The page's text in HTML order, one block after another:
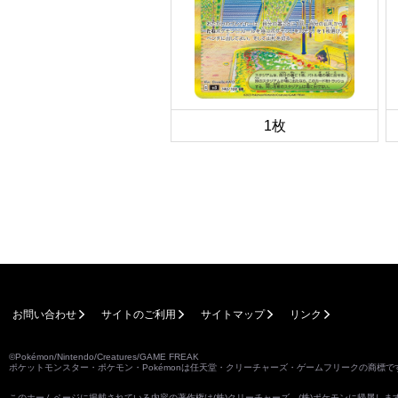
1枚
お問い合わせ サイトのご利用 サイトマップ リンク
©Pokémon/Nintendo/Creatures/GAME FREAK
ポケットモンスター・ポケモン・Pokémonは任天堂・クリーチャーズ・ゲームフリークの商標で